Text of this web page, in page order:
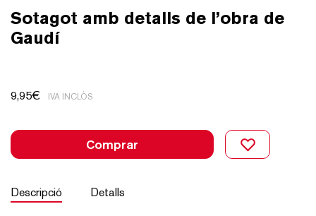
Sotagot amb detalls de l’obra de
Gaudí
9,95€ IVA INCLÒS
Comprar
Descripció Detalls